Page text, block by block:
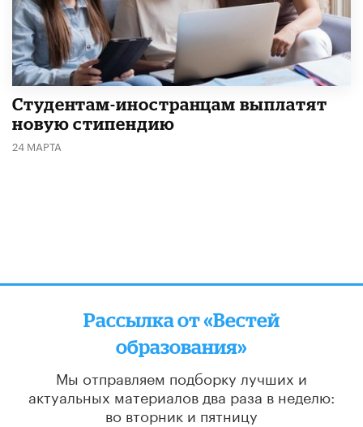
Студентам-иностранцам выплатят
новую стипендию
24 МАРТА
Рассылка от «Вестей
образования»
Мы отправляем подборку лучших и
актуальных материалов два раза в неделю:
во вторник и пятницу